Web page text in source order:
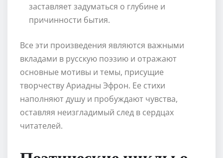
заставляет задуматься о глубине и
причинности бытия.
Все эти произведения являются важными
вкладами в русскую поэзию и отражают
основные мотивы и темы, присущие
творчеству Ариадны Эфрон. Ее стихи
наполняют душу и пробуждают чувства,
оставляя неизгладимый след в сердцах
читателей.